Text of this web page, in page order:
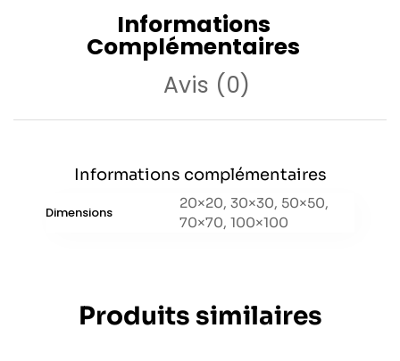
Informations
Complémentaires
Avis (0)
Informations complémentaires
Dimensions
20×20, 30×30, 50×50,
70×70, 100×100
Produits similaires